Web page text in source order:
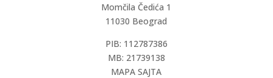
Momčila Čedića 1
11030 Beograd
PIB: 112787386
MB: 21739138
MAPA SAJTA